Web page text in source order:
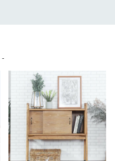
ダイニングテーブルの70％
奥行は約53cm）